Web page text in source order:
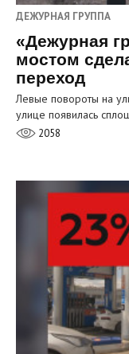
ДЕЖУРНАЯ ГРУППА
«Дежурная
мостом
переход
Левые повороты на
улице появилась
2058